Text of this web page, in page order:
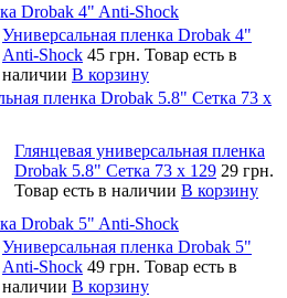
Drobak 4" Anti-Shock
Универсальная пленка Drobak 4"
Anti-Shock 45 грн. Товар есть в
наличии В корзину
пленка Drobak 5.8" Сетка 73 x
Глянцевая универсальная пленка
Drobak 5.8" Сетка 73 x 129 29 грн.
Товар есть в наличии В корзину
Drobak 5" Anti-Shock
Универсальная пленка Drobak 5"
Anti-Shock 49 грн. Товар есть в
наличии В корзину